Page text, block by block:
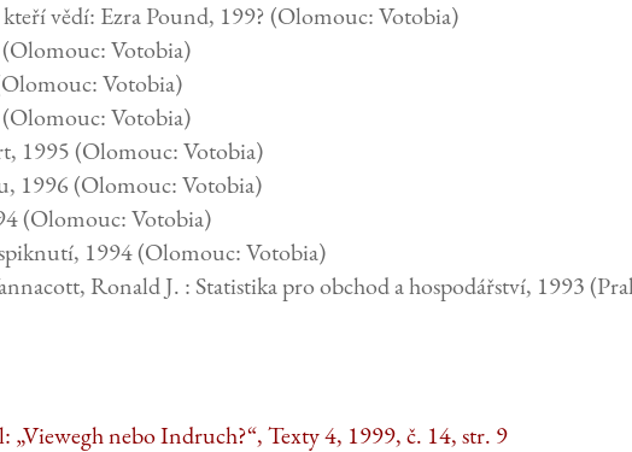
vědí: Ezra Pound, 199? (Olomouc: Votobia)
Votobia)
Votobia)
Votobia)
1995 (Olomouc: Votobia)
1996 (Olomouc: Votobia)
(Olomouc: Votobia)
1994 (Olomouc: Votobia)
Ronald J. : Statistika pro obchod a hospodářství, 1993
nebo Indruch?“, Texty 4, 1999, č. 14, str. 9